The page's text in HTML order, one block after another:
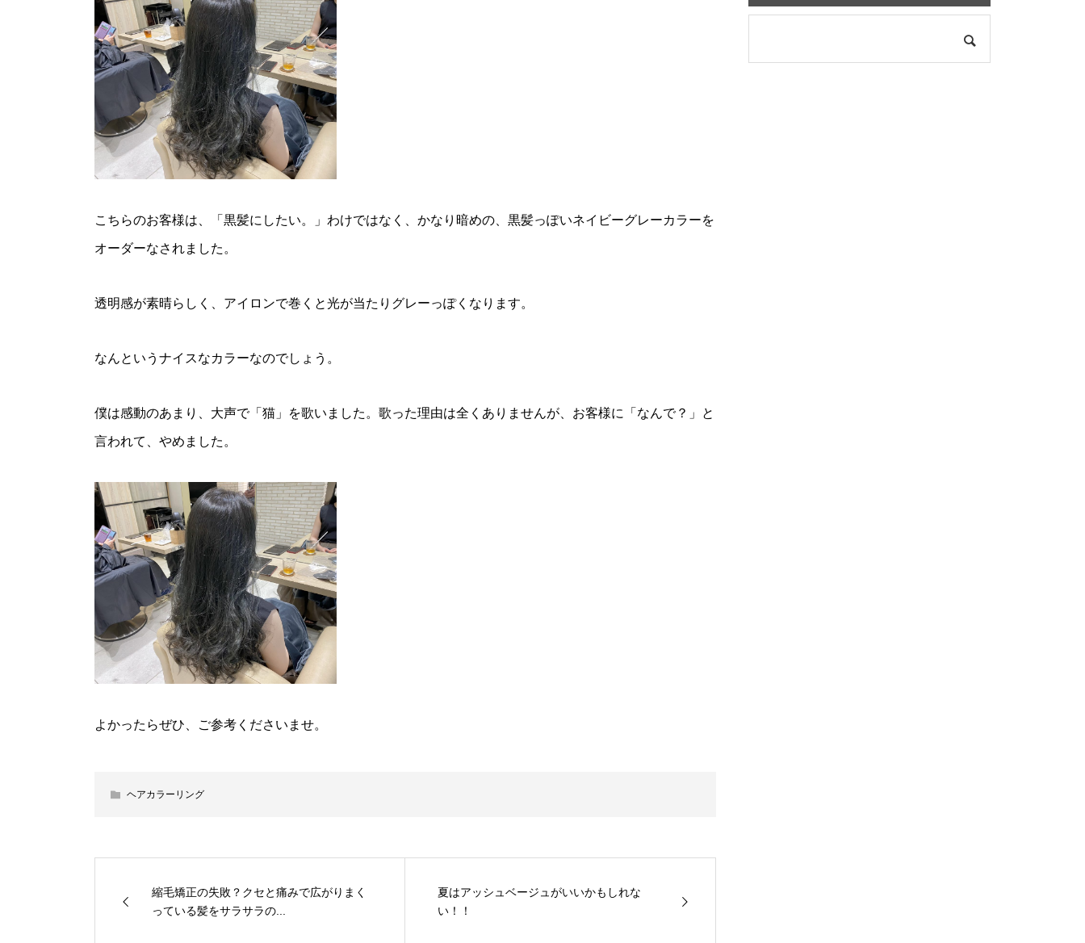
こちらのお客様は、「黒髪にしたい。」わけではなく、かなり暗めの、黒髪っぽいネイビーグレーカラーを
オーダーなされました。
透明感が素晴らしく、アイロンで巻くと光が当たりグレーっぽくなります。
なんというナイスなカラーなのでしょう。
僕は感動のあまり、大声で「猫」を歌いました。歌った理由は全くありませんが、お客様に「なんで？」と
言われて、やめました。
よかったらぜひ、ご参考くださいませ。
ヘアカラーリング
縮毛矯正の失敗？クセと痛みで広がりまく
っている髪をサラサラの...
夏はアッシュベージュがいいかもしれな
い！！